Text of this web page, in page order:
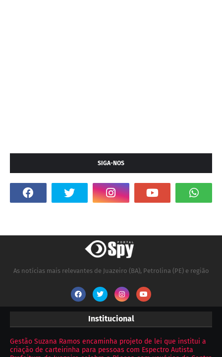
SIGA-NOS
As notícias mais relevantes de Juazeiro (BA), Petrolina (PE) e região
Institucional
Gestão Suzana Ramos encaminha projeto de lei que institui a
criação de carteirinha para pessoas com Espectro Autista